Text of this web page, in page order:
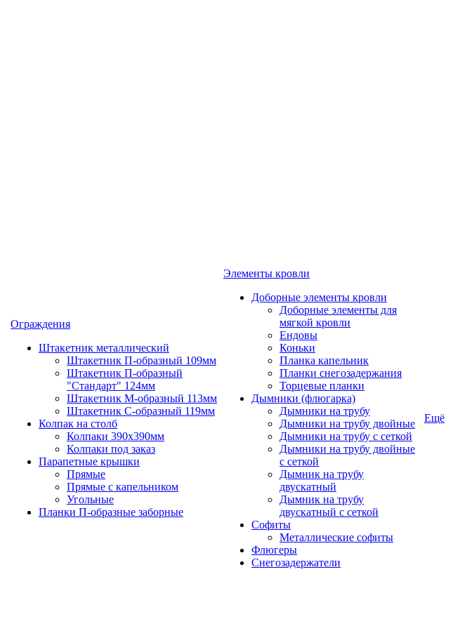
Ограждения
Штакетник металлический
Штакетник П-образный 109мм
Штакетник П-образный
"Стандарт" 124мм
Штакетник М-образный 113мм
Штакетник С-образный 119мм
Колпак на столб
Колпаки 390х390мм
Колпаки под заказ
Парапетные крышки
Прямые
Прямые с капельником
Угольные
Планки П-образные заборные
Элементы кровли
Доборные элементы кровли
Доборные элементы для
мягкой кровли
Ендовы
Коньки
Планка капельник
Планки снегозадержания
Торцевые планки
Дымники (флюгарка)
Дымники на трубу
Дымники на трубу двойные
Дымники на трубу с сеткой
Дымники на трубу двойные
с сеткой
Дымник на трубу
двускатный
Дымник на трубу
двускатный с сеткой
Софиты
Металлические софиты
Флюгеры
Снегозадержатели
Ещё